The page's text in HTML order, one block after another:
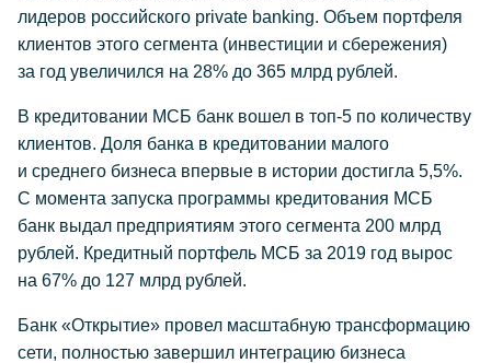
лидеров российского private banking. Объем портфеля
клиентов этого сегмента (инвестиции и сбережения)
за год увеличился на 28% до 365 млрд рублей.
В кредитовании МСБ банк вошел в топ-5 по количеству
клиентов. Доля банка в кредитовании малого
и среднего бизнеса впервые в истории достигла 5,5%.
С момента запуска программы кредитования МСБ
банк выдал предприятиям этого сегмента 200 млрд
рублей. Кредитный портфель МСБ за 2019 год вырос
на 67% до 127 млрд рублей.
Банк «Открытие» провел масштабную трансформацию
сети, полностью завершил интеграцию бизнеса